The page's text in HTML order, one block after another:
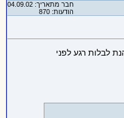
חבר מתאריך: 04.09.02
הודעות: 870
לבלות רגע לפני